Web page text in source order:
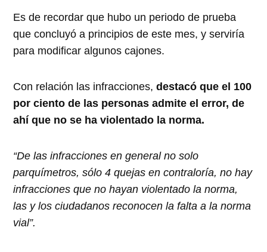
Es de recordar que hubo un periodo de prueba
que concluyó a principios de este mes, y serviría
para modificar algunos cajones.
Con relación las infracciones,destacó que el 100
por ciento de las personas admite el error, de
ahí que no se ha violentado la norma.
“De las infracciones en general no solo
parquímetros, sólo 4 quejas en contraloría, no hay
infracciones que no hayan violentado la norma,
las y los ciudadanos reconocen la falta a la norma
vial”.